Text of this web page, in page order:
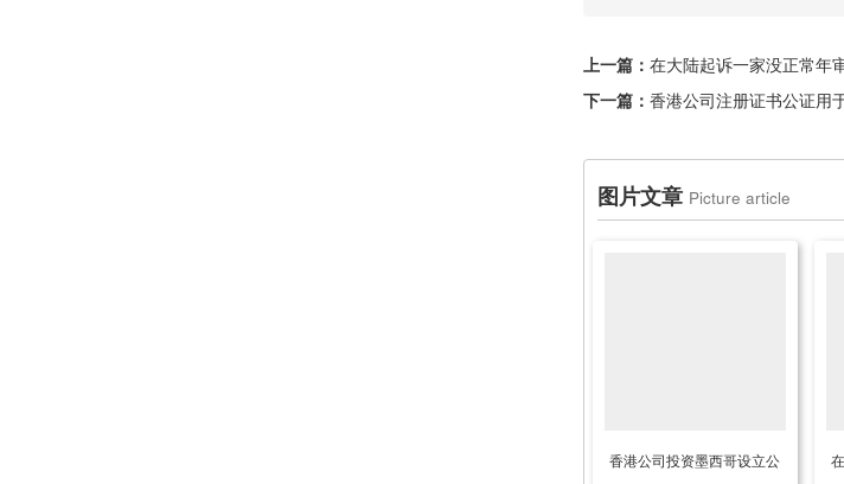
上一篇： 在大陆起诉一家没正常年
下一篇： 香港公司注册证书公证用
图片文章 Picture article
香港公司投资墨西哥设立公